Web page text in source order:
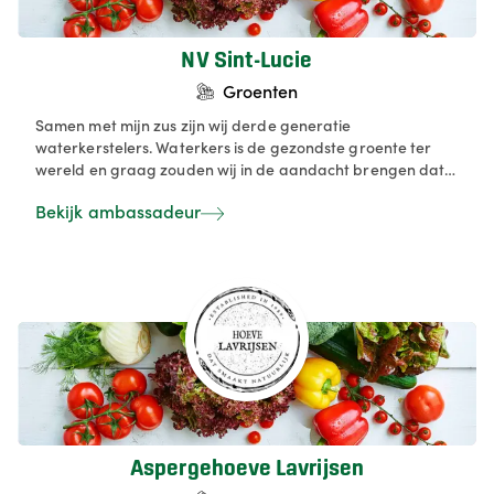
NV Sint-Lucie
Groenten
Samen met mijn zus zijn wij derde generatie
waterkerstelers. Waterkers is de gezondste groente ter
wereld en graag zouden wij in de aandacht brengen dat
product dan alleen maar soep maken. Je kan er heerlijke
waterkerssalade. De mogelijkheden zijn eindeloos.
Probeer ze zeker eens uit!
Bekijk ambassadeur
Aspergehoeve Lavrijsen